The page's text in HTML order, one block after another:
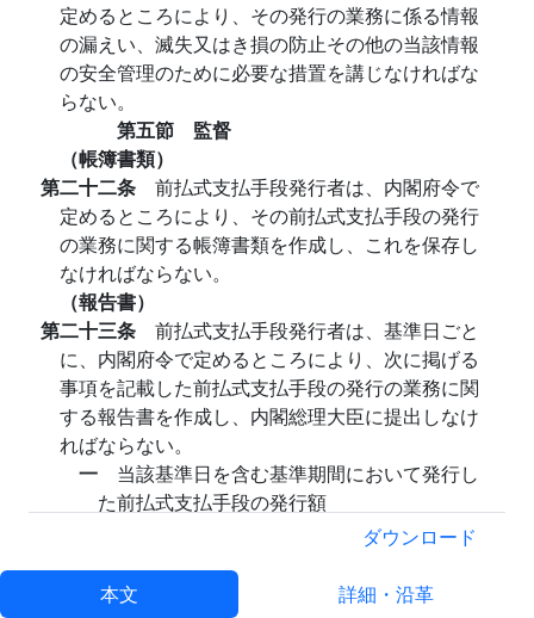
定めるところにより、その発行の業務に係る情報
の漏えい、滅失又はき損の防止その他の当該情報
の安全管理のために必要な措置を講じなければな
らない。
第五節 監督
（帳簿書類）
第二十二条 前払式支払手段発行者は、内閣府令で
定めるところにより、その前払式支払手段の発行
の業務に関する帳簿書類を作成し、これを保存し
なければならない。
（報告書）
第二十三条 前払式支払手段発行者は、基準日ごと
に、内閣府令で定めるところにより、次に掲げる
事項を記載した前払式支払手段の発行の業務に関
する報告書を作成し、内閣総理大臣に提出しなけ
ればならない。
一 当該基準日を含む基準期間において発行し
た前払式支払手段の発行額
当該基準日における前払式支払手段の基準
三当該基準日未使用残高に係る発行保証金の
ダウンロード
本文 詳細・沿革